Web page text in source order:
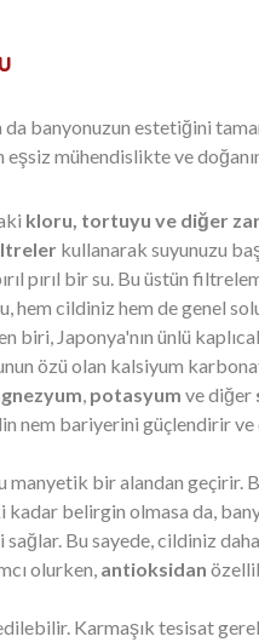
banyonuzun estetiğini
mühendislikte ve
kloru, tortuyu ve diğer
kullanarak suyunuzu
pırıl bir su. Bu üstün
hem cildiniz hem de genel
biri, Japonya'nın ünlü
özü olan kalsiyum
, potasyum ve diğer
nem bariyerini güçlendirir
manyetik bir alandan geçirir.
kadar belirgin olmasa da,
Bu sayede, cildiniz
olurken, antioksidan
Karmaşık tesisat